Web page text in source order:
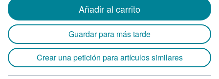
Añadir al carrito
Guardar para más tarde
Crear una petición para artículos similares